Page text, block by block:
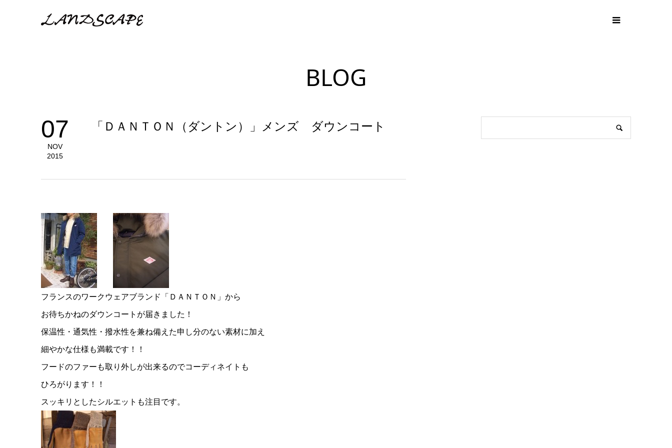
BLOG
07
NOV
2015
「ＤＡＮＴＯＮ（ダントン）」メンズ ダウンコート
フランスのワークウェアブランド「ＤＡＮＴＯＮ」から
お待ちかねのダウンコートが届きました！
保温性・通気性・撥水性を兼ね備えた申し分のない素材に加え
細やかな仕様も満載です！！
フードのファーも取り外しが出来るのでコーディネイトも
ひろがります！！
スッキリとしたシルエットも注目です。